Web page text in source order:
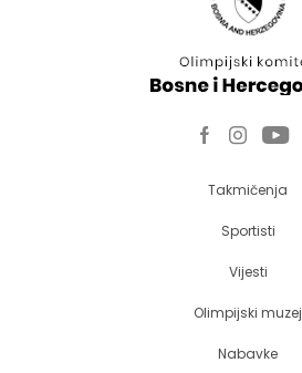
Takmičenja
Sportisti
Vijesti
Olimpijski muzej
Nabavke